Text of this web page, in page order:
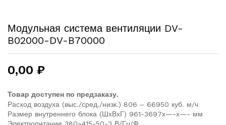
Модульная система вентиляции DV-
B02000-DV-B70000
0,00 ₽
Товар доступен по предзаказу.
Расход воздуха (выс./сред./низк.) 806 – 66950 куб. м/ч
Размер внутреннего блока (ШхВхГ) 961-3697х—-х—- мм